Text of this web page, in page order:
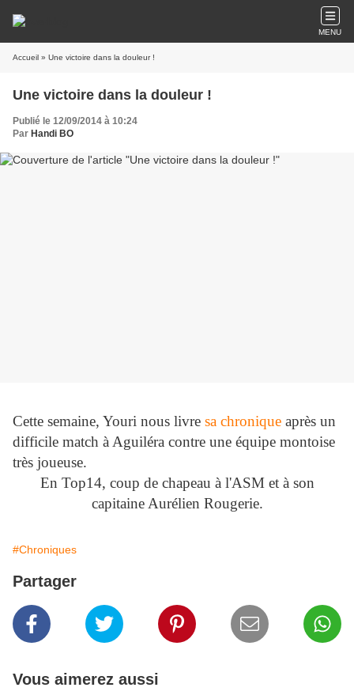
MENU
Accueil » Une victoire dans la douleur !
Une victoire dans la douleur !
Publié le 12/09/2014 à 10:24
Par Handi BO
Cette semaine, Youri nous livre sa chronique après un
difficile match à Aguiléra contre une équipe montoise
très joueuse.
En Top14, coup de chapeau à l'ASM et à son
capitaine Aurélien Rougerie.
#Chroniques
Partager
Vous aimerez aussi